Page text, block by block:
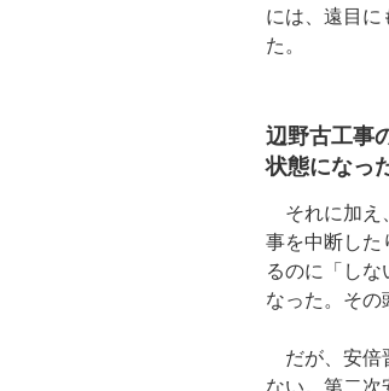
には、遠目に
た。
辺野古工事
状態になっ
それに加え
事を中断した
るのに「しな
なった。その
だが、安倍
ない。第二次